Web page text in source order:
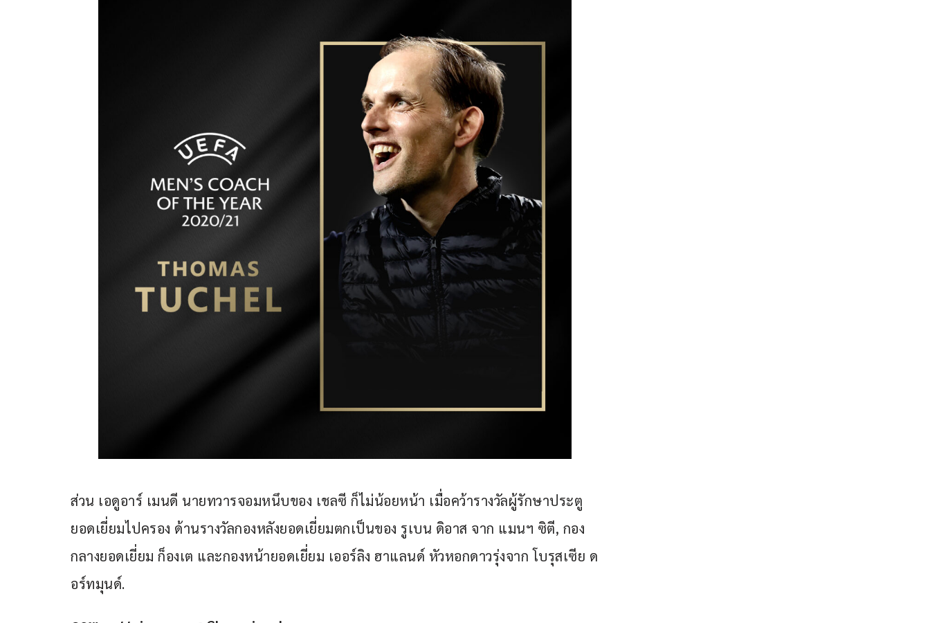
ส่วน เอดูอาร์ เมนดี นายทวารจอมหนึบของ เชลซี ก็ไม่น้อยหน้า เมื่อคว้ารางวัลผู้รักษาประตู
ยอดเยี่ยมไปครอง ด้านรางวัลกองหลังยอดเยี่ยมตกเป็นของ รูเบน ดิอาส จาก แมนฯ ซิตี, กอง
กลางยอดเยี่ยม ก็องเต และกองหน้ายอดเยี่ยม เออร์ลิง ฮาแลนด์ หัวหอกดาวรุ่งจาก โบรุสเซีย ด
อร์ทมุนด์.